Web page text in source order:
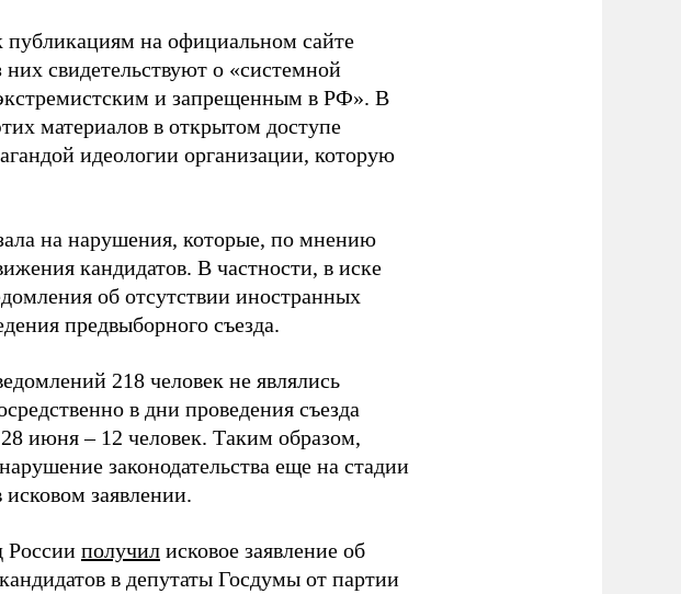
публикациям на официальном сайте
свидетельствуют о «системной
и запрещенным в РФ». В
материалов в открытом доступе
идеологии организации, которую
на нарушения, которые, по мнению
кандидатов. В частности, в иске
об отсутствии иностранных
предвыборного съезда.
218 человек не являлись
в дни проведения съезда
июня – 12 человек. Таким образом,
законодательства еще на стадии
заявлении.
России получил исковое заявление об
в депутаты Госдумы от партии